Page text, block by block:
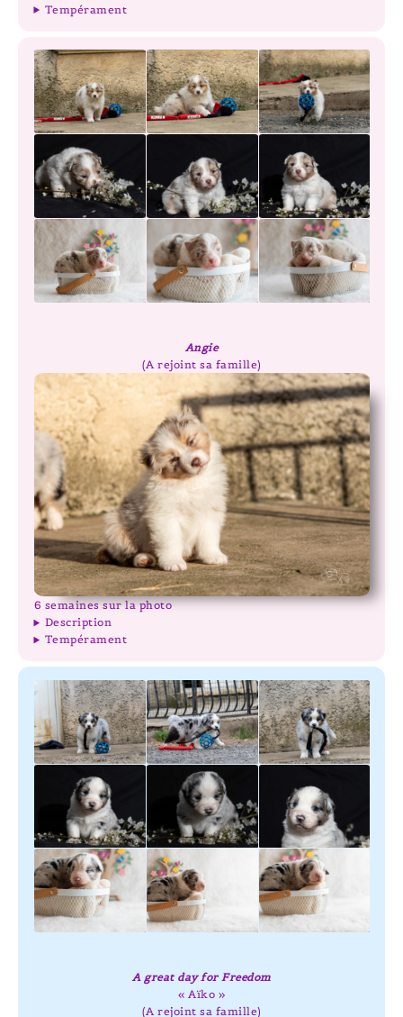
Tempérament
Angie
(A rejoint sa famille)
6 semaines sur la photo
Description
Tempérament
A great day for Freedom
« Aïko »
(A rejoint sa famille)